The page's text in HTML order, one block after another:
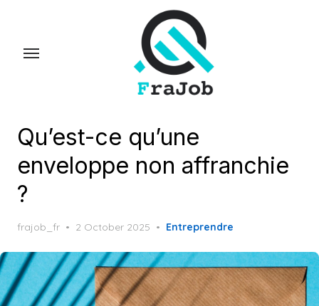
Qu’est-ce qu’une
enveloppe non affranchie
?
frajob_fr
Posted
2 October 2025 Entreprendre